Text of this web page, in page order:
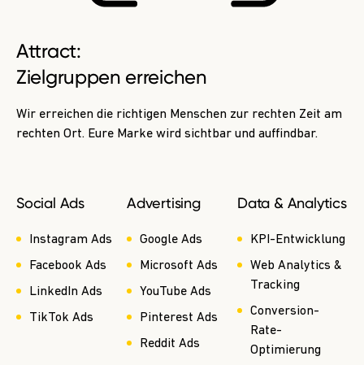
Attract:
Zielgruppen erreichen
Wir erreichen die richtigen Menschen zur rechten Zeit am
rechten Ort. Eure Marke wird sichtbar und auffindbar.
Social Ads
Instagram Ads
Facebook Ads
LinkedIn Ads
TikTok Ads
Advertising
Google Ads
Microsoft Ads
YouTube Ads
Pinterest Ads
Reddit Ads
Data & Analytics
KPI-Entwicklung
Web Analytics &
Tracking
Conversion-
Rate-
Optimierung